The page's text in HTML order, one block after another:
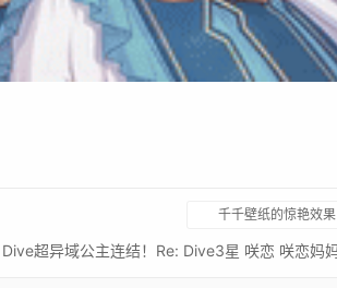
千千壁纸的惊艳效果